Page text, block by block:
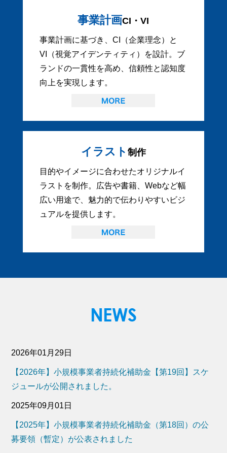
事業計画CI・VI
事業計画に基づき、CI（企業理念）と
VI（視覚アイデンティティ）を設計。ブ
ランドの一貫性を高め、信頼性と認知度
向上を実現します。
イラスト 制作
目的やイメージに合わせたオリジナルイ
ラストを制作。広告や書籍、Webなど幅
広い用途で、魅力的で伝わりやすいビジ
ュアルを提供します。
2026年01月29日
【2026年】小規模事業者持続化補助金【第19回】スケ
ジュールが公開されました。
2025年09月01日
【2025年】小規模事業者持続化補助金（第18回）の公
募要領（暫定）が公表されました